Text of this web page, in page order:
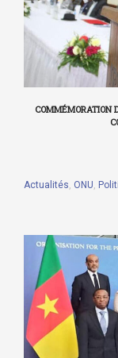
COMMÉMORATION
Actualités ONU